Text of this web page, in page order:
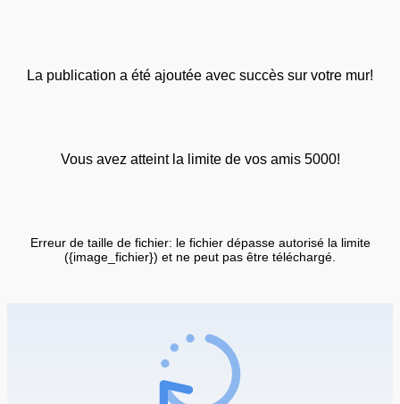
La publication a été ajoutée avec succès sur votre mur!
Vous avez atteint la limite de vos amis 5000!
Erreur de taille de fichier: le fichier dépasse autorisé la limite
({image_fichier}) et ne peut pas être téléchargé.